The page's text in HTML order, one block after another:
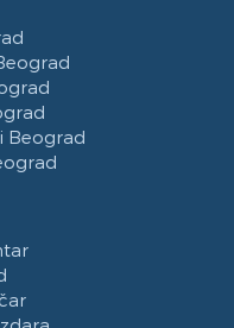
Beograd